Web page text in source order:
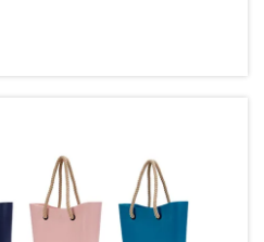
е станал свидетел
с
от ЕВА, които